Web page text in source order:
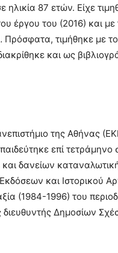
ΤΕΧΝΕΣ
87 ετών. Είχε
έργου του (2016) και με
τιμήθηκε με το
και ως
της Αθήνας
επί τετράμηνο
δανείων
και Ιστορικού
(1984-1996) του
Δημοσίων